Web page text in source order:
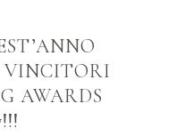
AWARDS